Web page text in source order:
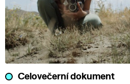
Celovečerní dokument